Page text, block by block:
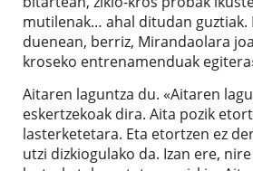
mutilenak… ahal ditudan guztiak.
duenean, berriz, Mirandaolara
kroseko entrenamenduak
Aitaren laguntza du. «Aitaren
eskertzekoak dira. Aita pozik
lasterketetara. Eta etortzen ez
utzi dizkiogulako da. Izan ere,